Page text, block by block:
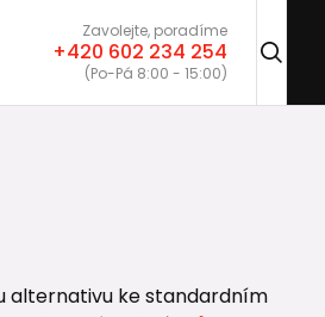
Zavolejte, poradíme
+420 602 234 254
(Po-Pá 8:00 - 15:00)
alternativu ke standardním